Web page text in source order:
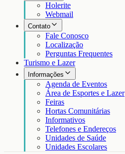
Holerite
Webmail
Contato
Fale Conosco
Localização
Perguntas Frequentes
Turismo e Lazer
Informações
Agenda de Eventos
Área de Esportes e Lazer
Feiras
Hortas Comunitárias
Informativos
Telefones e Endereços
Unidades de Saúde
Unidades Escolares